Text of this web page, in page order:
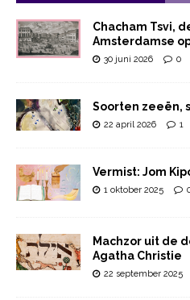
Chacham Tsvi,
Amsterdamse
30 juni 2026 0
Soorten zeeën,
22 april 2026 1
Vermist: Jom
1 oktober 2025
Machzor uit de
Agatha Christie
22 september 2025